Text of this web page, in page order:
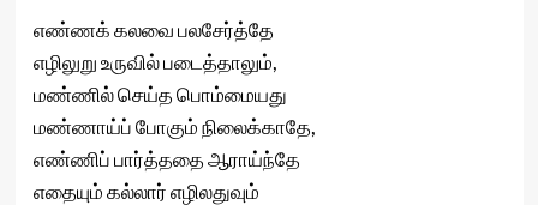
எண்ணக் கலவை பலசேர்த்தே
எழிலுறு உருவில் படைத்தாலும்,
மண்ணில் செய்த பொம்மையது
மண்ணாய்ப் போகும் நிலைக்காதே,
எண்ணிப் பார்த்ததை ஆராய்ந்தே
எதையும் கல்லார் எழிலதுவும்